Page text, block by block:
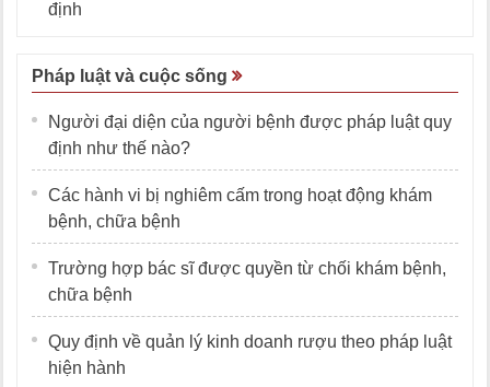
định
Pháp luật và cuộc sống
Người đại diện của người bệnh được pháp luật quy
định như thế nào?
Các hành vi bị nghiêm cấm trong hoạt động khám
bệnh, chữa bệnh
Trường hợp bác sĩ được quyền từ chối khám bệnh,
chữa bệnh
Quy định về quản lý kinh doanh rượu theo pháp luật
hiện hành